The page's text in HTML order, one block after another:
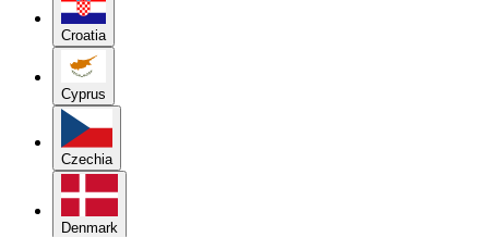
Croatia
Cyprus
Czechia
Denmark